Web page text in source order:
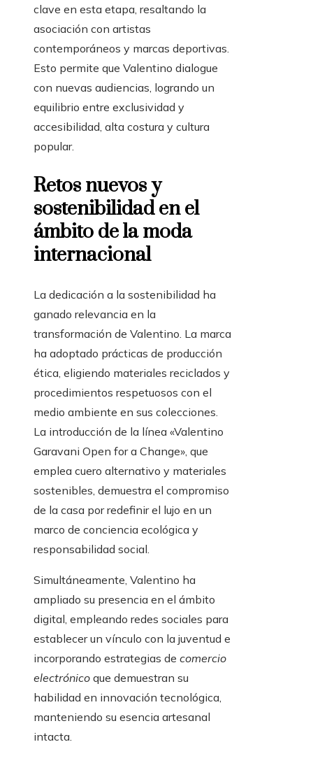
clave en esta etapa, resaltando la
asociación con artistas
contemporáneos y marcas deportivas.
Esto permite que Valentino dialogue
con nuevas audiencias, logrando un
equilibrio entre exclusividad y
accesibilidad, alta costura y cultura
popular.
Retos nuevos y
sostenibilidad en el
ámbito de la moda
internacional
La dedicación a la sostenibilidad ha
ganado relevancia en la
transformación de Valentino. La marca
ha adoptado prácticas de producción
ética, eligiendo materiales reciclados y
procedimientos respetuosos con el
medio ambiente en sus colecciones.
La introducción de la línea «Valentino
Garavani Open for a Change», que
emplea cuero alternativo y materiales
sostenibles, demuestra el compromiso
de la casa por redefinir el lujo en un
marco de conciencia ecológica y
responsabilidad social.
Simultáneamente, Valentino ha
ampliado su presencia en el ámbito
digital, empleando redes sociales para
establecer un vínculo con la juventud e
incorporando estrategias de comercio
electrónico que demuestran su
habilidad en innovación tecnológica,
manteniendo su esencia artesanal
intacta.